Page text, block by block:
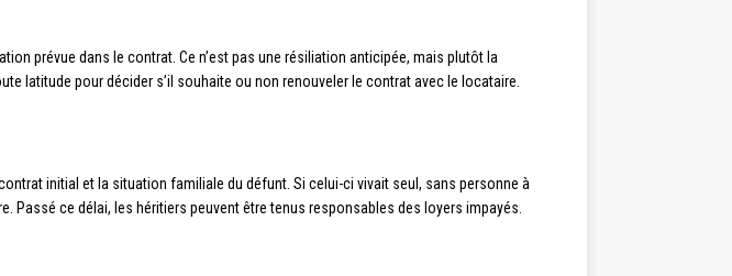
prévue dans le contrat. Ce n’est pas une résiliation anticipée, mais plutôt la
latitude pour décider s’il souhaite ou non renouveler le contrat avec le locataire.
initial et la situation familiale du défunt. Si celui-ci vivait seul, sans personne à
ce délai, les héritiers peuvent être tenus responsables des loyers impayés.